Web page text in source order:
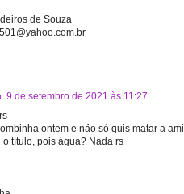
de Souza
9 de setembro de 2021 às 11:27
ontem e não só quis matar a
o título, pois água? Nada rs